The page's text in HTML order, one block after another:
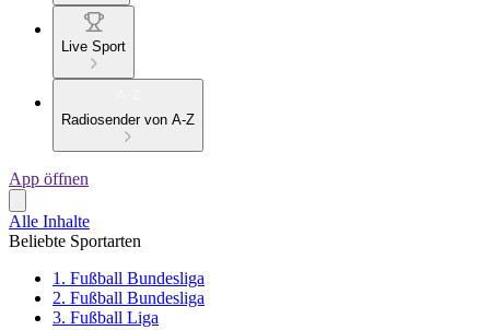
Live Sport
Radiosender von A-Z
App öffnen
Alle Inhalte
Beliebte Sportarten
1. Fußball Bundesliga
2. Fußball Bundesliga
3. Fußball Liga